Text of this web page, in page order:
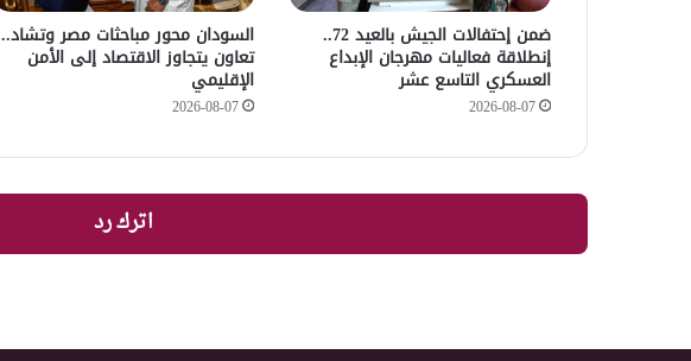
ضمن إحتفالات الجيش بالعيد 72..
إنطلاقة فعاليات مهرجان الإبداع
العسكري التاسع عشر
2026-08-07
السودان محور مباحثات مصر وتشاد..
تعاون يتجاوز الاقتصاد إلى الأمن
الإقليمي
2026-08-07
اترك رد